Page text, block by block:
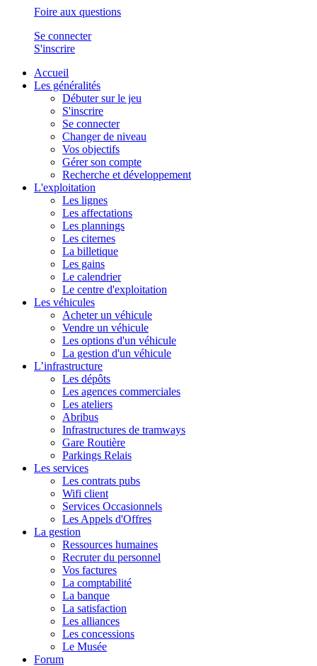
Foire aux questions
Se connecter
S'inscrire
Accueil
Les généralités
Débuter sur le jeu
S'inscrire
Se connecter
Changer de niveau
Vos objectifs
Gérer son compte
Recherche et développement
L'exploitation
Les lignes
Les affectations
Les plannings
Les citernes
La billetique
Les gains
Le calendrier
Le centre d'exploitation
Les véhicules
Acheter un véhicule
Vendre un véhicule
Les options d'un véhicule
La gestion d'un véhicule
L’infrastructure
Les dépôts
Les agences commerciales
Les ateliers
Abribus
Infrastructures de tramways
Gare Routière
Parkings Relais
Les services
Les contrats pubs
Wifi client
Services Occasionnels
Les Appels d'Offres
La gestion
Ressources humaines
Recruter du personnel
Vos factures
La comptabilité
La banque
La satisfaction
Les alliances
Les concessions
Le Musée
Forum